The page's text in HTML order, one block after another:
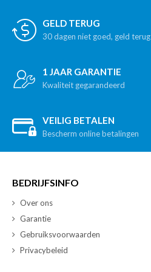
GELD TERUG
30 dagen niet goed, geld terug
1 JAAR GARANTIE
Kwaliteit gegarandeerd
VEILIG BETALEN
Bescherm online betalingen
BEDRIJFSINFO
Over ons
Garantie
Gebruiksvoorwaarden
Privacybeleid